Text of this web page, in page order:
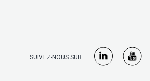
SUIVEZ-NOUS SUR: